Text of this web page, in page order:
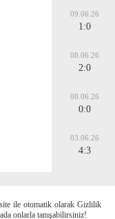
09.06.26
1:0
08.06.26
2:0
08.06.26
0:0
03.06.26
4:3
ile otomatik olarak Gizlilik
onlarla tanışabilirsiniz!